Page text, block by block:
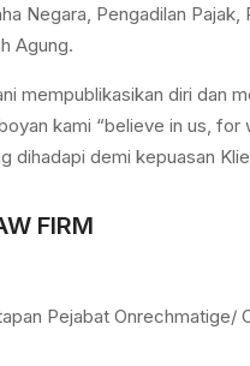
Negara, Pengadilan
Agung.
mempublikasikan diri dan
kami “believe in us,
dihadapi demi kepuasan
FIRM
Pejabat